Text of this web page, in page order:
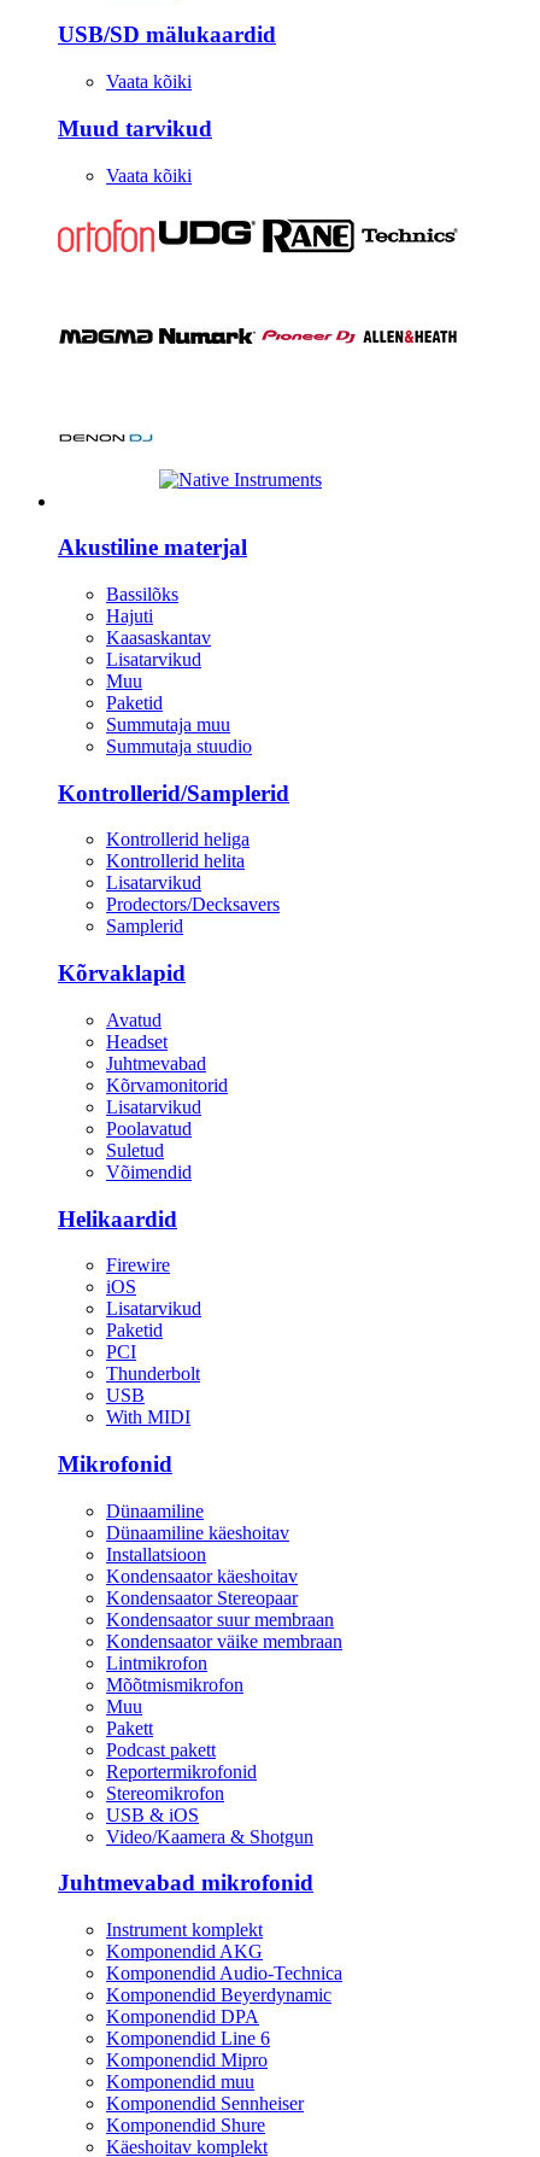
USB/SD mälukaardid
Vaata kõiki
Muud tarvikud
Vaata kõiki
Akustiline materjal
Bassilõks
Hajuti
Kaasaskantav
Lisatarvikud
Muu
Paketid
Summutaja muu
Summutaja stuudio
Kontrollerid/Samplerid
Kontrollerid heliga
Kontrollerid helita
Lisatarvikud
Prodectors/Decksavers
Samplerid
Kõrvaklapid
Avatud
Headset
Juhtmevabad
Kõrvamonitorid
Lisatarvikud
Poolavatud
Suletud
Võimendid
Helikaardid
Firewire
iOS
Lisatarvikud
Paketid
PCI
Thunderbolt
USB
With MIDI
Mikrofonid
Dünaamiline
Dünaamiline käeshoitav
Installatsioon
Kondensaator käeshoitav
Kondensaator Stereopaar
Kondensaator suur membraan
Kondensaator väike membraan
Lintmikrofon
Mõõtmismikrofon
Muu
Pakett
Podcast pakett
Reportermikrofonid
Stereomikrofon
USB & iOS
Video/Kaamera & Shotgun
Juhtmevabad mikrofonid
Instrument komplekt
Komponendid AKG
Komponendid Audio-Technica
Komponendid Beyerdynamic
Komponendid DPA
Komponendid Line 6
Komponendid Mipro
Komponendid muu
Komponendid Sennheiser
Komponendid Shure
Käeshoitav komplekt